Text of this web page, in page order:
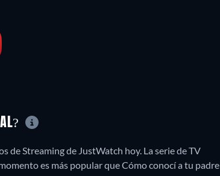
de Streaming de JustWatch hoy. La serie de TV
es más popular que Cómo conocí a tu padre